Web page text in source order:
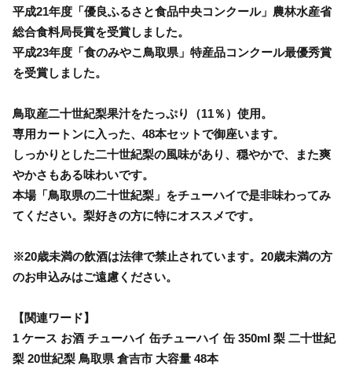
平成21年度「優良ふるさと食品中央コンクール」農林水産省
総合食料局長賞を受賞しました。
平成23年度「食のみやこ鳥取県」特産品コンクール最優秀賞
を受賞しました。
鳥取産二十世紀梨果汁をたっぷり（11％）使用。
専用カートンに入った、48本セットで御座います。
しっかりとした二十世紀梨の風味があり、穏やかで、また爽
やかさもある味わいです。
本場「鳥取県の二十世紀梨」をチューハイで是非味わってみ
てください。梨好きの方に特にオススメです。
※20歳未満の飲酒は法律で禁止されています。20歳未満の方
のお申込みはご遠慮ください。
【関連ワード】
1 ケース お酒 チューハイ 缶チューハイ 缶 350ml 梨 二十世紀
梨 20世紀梨 鳥取県 倉吉市 大容量 48本